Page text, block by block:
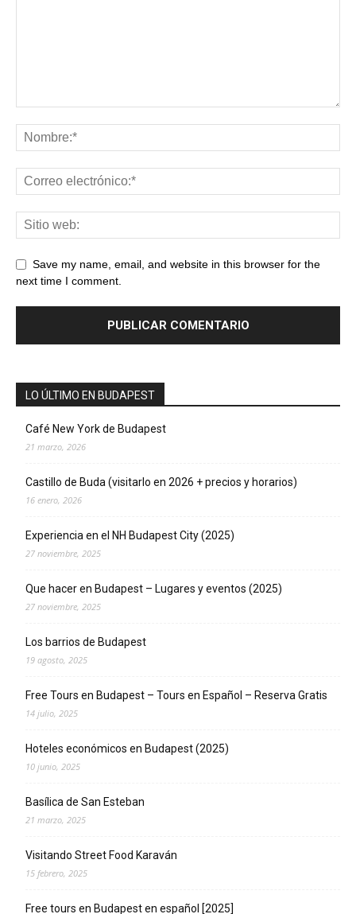
Save my name, email, and website in this browser for the
next time I comment.
LO ÚLTIMO EN BUDAPEST
Café New York de Budapest
21 marzo, 2026
Castillo de Buda (visitarlo en 2026 + precios y horarios)
16 enero, 2026
Experiencia en el NH Budapest City (2025)
27 noviembre, 2025
Que hacer en Budapest – Lugares y eventos (2025)
27 noviembre, 2025
Los barrios de Budapest
19 agosto, 2025
Free Tours en Budapest – Tours en Español – Reserva Gratis
14 julio, 2025
Hoteles económicos en Budapest (2025)
10 junio, 2025
Basílica de San Esteban
21 marzo, 2025
Visitando Street Food Karaván
15 febrero, 2025
Free tours en Budapest en español [2025]